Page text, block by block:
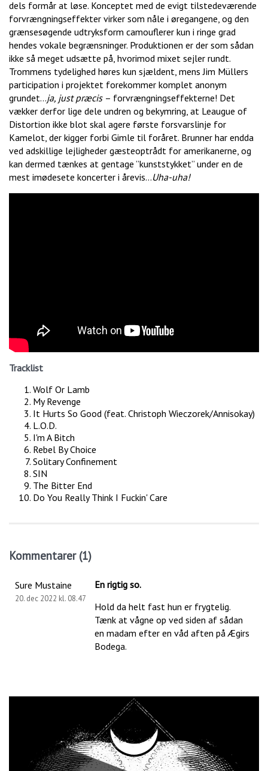
dels formår at løse. Konceptet med de evigt tilstedeværende
forvrængningseffekter virker som nåle i øregangene, og den
grænsesøgende udtryksform camouflerer kun i ringe grad
hendes vokale begrænsninger. Produktionen er der som sådan
ikke så meget udsætte på, hvorimod mixet sejler rundt.
Trommens tydelighed høres kun sjældent, mens Jim Müllers
participation i projektet forekommer komplet anonym
grundet…ja, just præcis – forvrængningseffekterne! Det
vækker derfor lige dele undren og bekymring, at Leaugue of
Distortion ikke blot skal agere første forsvarslinje for
Kamelot, der kigger forbi Gimle til foråret. Brunner har endda
ved adskillige lejligheder gæsteoptrådt for amerikanerne, og
kan dermed tænkes at gentage ”kunststykket” under en de
mest imødesete koncerter i årevis…Uha-uha!
Tracklist
Wolf Or Lamb
My Revenge
It Hurts So Good (feat. Christoph Wieczorek/Annisokay)
L.O.D.
I'm A Bitch
Rebel By Choice
Solitary Confinement
SIN
The Bitter End
Do You Really Think I Fuckin' Care
Kommentarer (1)
Sure Mustaine
20. dec 2022 kl. 08.47
En rigtig so.
Hold da helt fast hun er frygtelig.
Tænk at vågne op ved siden af sådan
en madam efter en våd aften på Ægirs
Bodega.